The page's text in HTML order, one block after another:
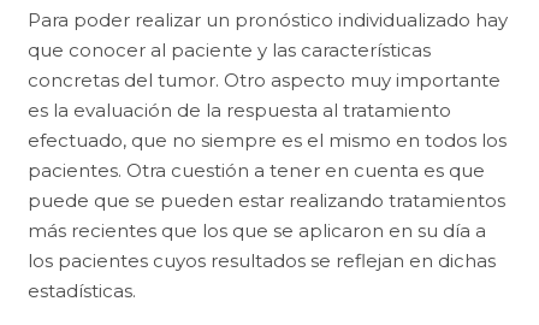
Para poder realizar un pronóstico individualizado hay
que conocer al paciente y las características
concretas del tumor. Otro aspecto muy importante
es la evaluación de la respuesta al tratamiento
efectuado, que no siempre es el mismo en todos los
pacientes. Otra cuestión a tener en cuenta es que
puede que se pueden estar realizando tratamientos
más recientes que los que se aplicaron en su día a
los pacientes cuyos resultados se reflejan en dichas
estadísticas.